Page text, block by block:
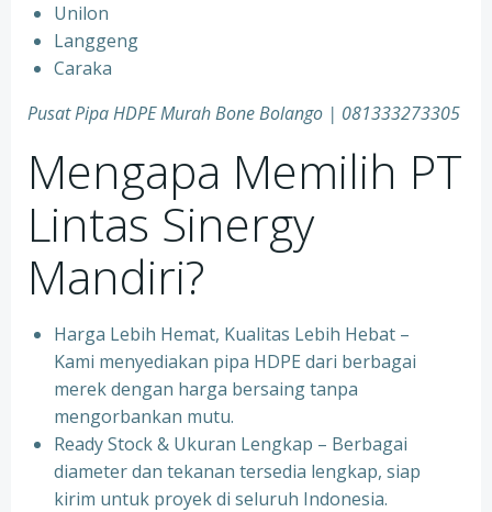
Unilon
Langgeng
Caraka
Pusat Pipa HDPE Murah Bone Bolango | 081333273305
Mengapa Memilih PT
Lintas Sinergy
Mandiri?
Harga Lebih Hemat, Kualitas Lebih Hebat –
Kami menyediakan pipa HDPE dari berbagai
merek dengan harga bersaing tanpa
mengorbankan mutu.
Ready Stock & Ukuran Lengkap – Berbagai
diameter dan tekanan tersedia lengkap, siap
kirim untuk proyek di seluruh Indonesia.